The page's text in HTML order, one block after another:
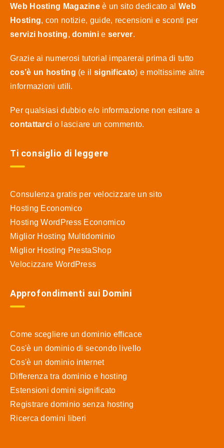
Web Hosting Magazine è un sito dedicato al Web
Hosting, con notizie, guide, recensioni e sconti per
servizi hosting,dominie server.
Grazie ai numerosi tutorial imparerai prima di tutto
cos’è un hosting (e il significato) e moltissime altre
informazioni utili.
Per qualsiasi dubbio e/o informazione non esitare a
contattarci o lasciare un commento.
Ti consiglio di leggere
Consulenza gratis per velocizzare un sito
Hosting Economico
Hosting WordPress Economico
Miglior Hosting Multidominio
Miglior Hosting PrestaShop
Velocizzare WordPress
Approfondimenti sui Domini
Come scegliere un dominio efficace
Cos'è un dominio di secondo livello
Cos'è un dominio internet
Differenza tra dominio e hosting
Estensioni domini significato
Registrare dominio senza hosting
Ricerca domini liberi